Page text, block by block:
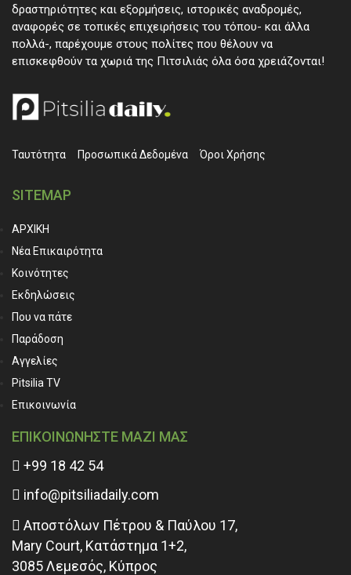
δραστηριότητες και εξορμήσεις, ιστορικές αναδρομές,
αναφορές σε τοπικές επιχειρήσεις του τόπου- και άλλα
πολλά-, παρέχουμε στους πολίτες που θέλουν να
επισκεφθούν τα χωριά της Πιτσιλιάς όλα όσα χρειάζονται!
Ταυτότητα Προσωπικά ∆εδομένα Όροι Χρήσης
SITEMAP
ΑΡΧΙΚΗ
Νέα Επικαιρότητα
Κοινότητες
Εκδηλώσεις
Που να πάτε
Παράδοση
Αγγελίες
Pitsilia TV
Επικοινωνία
ΕΠΙΚΟΙΝΩΝΗΣΤΕ ΜΑΖΙ ΜΑΣ
+99 18 42 54
info@pitsiliadaily.com
Αποστόλων Πέτρου & Παύλου 17,
Mary Court, Κατάστημα 1+2,
3085 Λεμεσός, Κύπρος